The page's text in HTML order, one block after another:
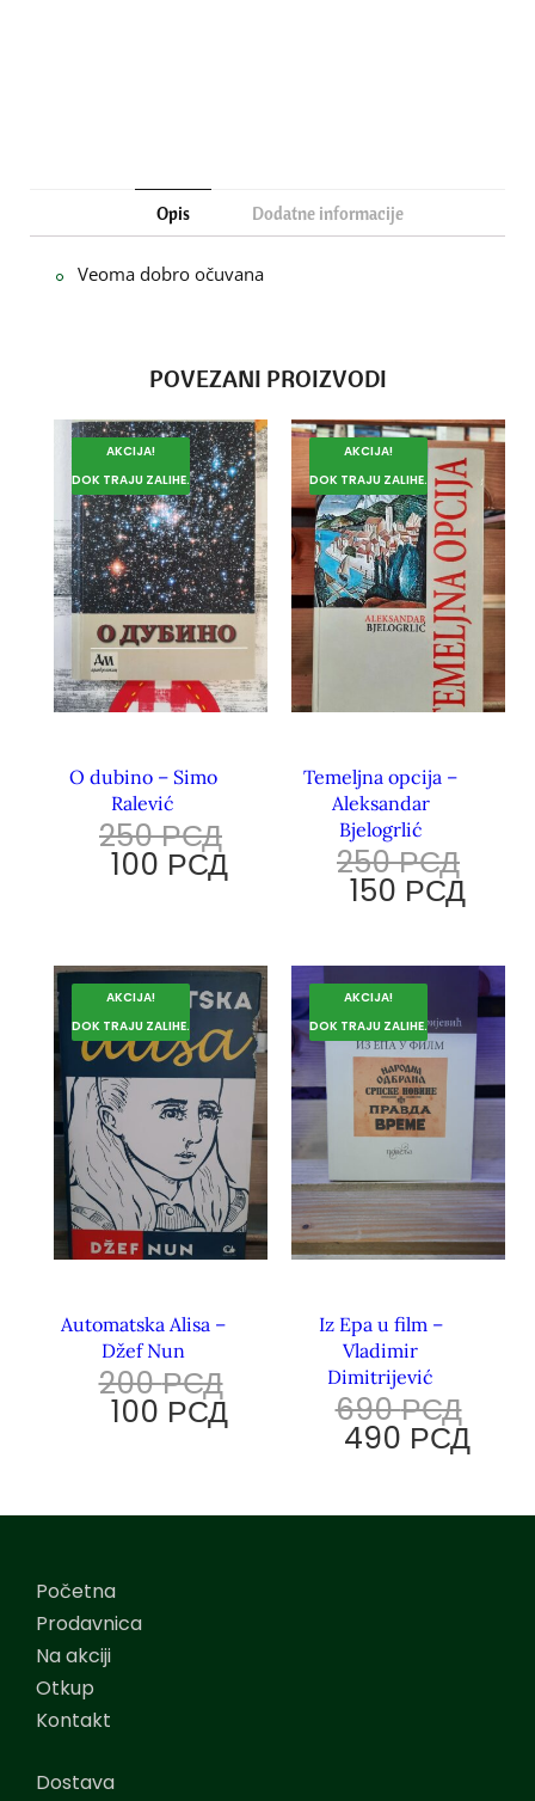
Opis Dodatne informacije
Veoma dobro očuvana
POVEZANI PROIZVODI
AKCIJA!
DOK TRAJU ZALIHE.
O dubino – Simo
Ralević
250РСД
100 РСД
AKCIJA!
DOK TRAJU ZALIHE.
Temeljna opcija –
Aleksandar
Bjelogrlić
250РСД
150 РСД
AKCIJA!
DOK TRAJU ZALIHE.
Automatska Alisa –
Džef Nun
200РСД
100 РСД
AKCIJA!
DOK TRAJU ZALIHE.
Iz Epa u film –
Vladimir
Dimitrijević
690РСД
490 РСД
Početna
Prodavnica
Na akciji
Otkup
Kontakt
Dostava